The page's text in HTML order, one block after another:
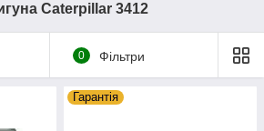
Caterpillar 3412
0 Фільтри
Гарантія